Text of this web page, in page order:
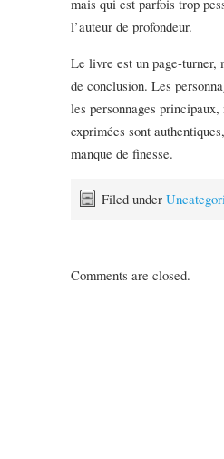
l’auteur de profondeur.
Le livre est un page-turner,
de conclusion. Les
les personnages
exprimées sont
manque de finesse.
Filed under
Comments are closed.